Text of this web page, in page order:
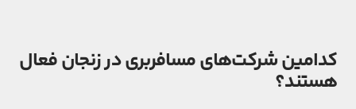
کدامین شرکت‌های مسافربری در زنجان فعال
هستند؟